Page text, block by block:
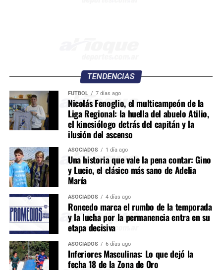
TENDENCIAS
FÚTBOL 7 días ago
Nicolás Fenoglio, el multicampeón de la
Liga Regional: la huella del abuelo Atilio,
el kinesiólogo detrás del capitán y la
ilusión del ascenso
ASOCIADOS 1 día ago
Una historia que vale la pena contar: Gino
y Lucio, el clásico más sano de Adelia
María
ASOCIADOS 4 días ago
Roncedo marca el rumbo de la temporada
y la lucha por la permanencia entra en su
etapa decisiva
ASOCIADOS 6 días ago
Inferiores Masculinas: Lo que dejó la
fecha 18 de la Zona de Oro